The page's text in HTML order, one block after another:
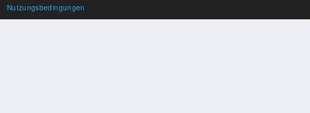
Nutzungsbedingungen